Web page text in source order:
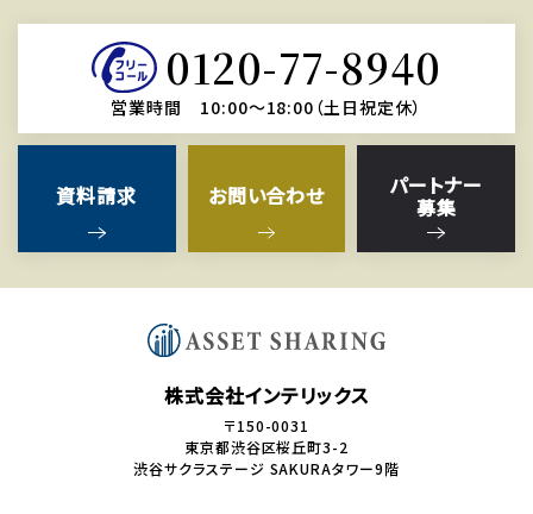
0120-77-8940
営業時間 10:00～18:00（土日祝定休）
資料請求 お問い合わせ パートナー
募集
株式会社インテリックス
〒150-0031
東京都渋谷区桜丘町3-2
渋谷サクラステージ SAKURAタワー9階